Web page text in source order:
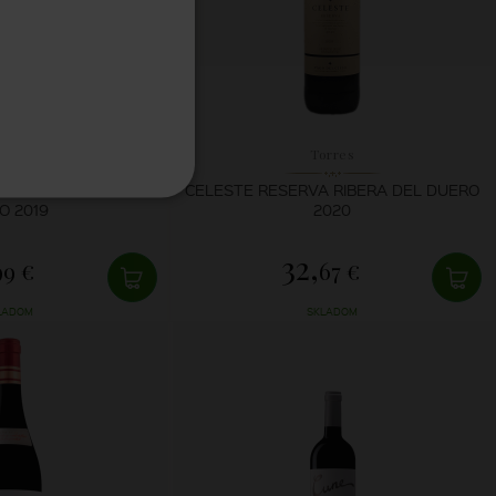
2019
€
CELESTE RESERVA RIBERA DEL DUERO
2020
32,67 €
SKLADOM